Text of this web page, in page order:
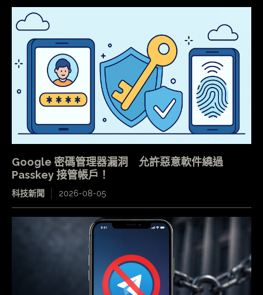
Google 密碼管理器漏洞 允許惡意軟件繞過
Passkey 接管帳戶！
科技新聞 2026-08-05